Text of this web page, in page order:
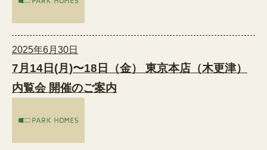
2025年6月30日
7月14日(月)〜18日（金） 東京本店（木更津）
内覧会 開催のご案内